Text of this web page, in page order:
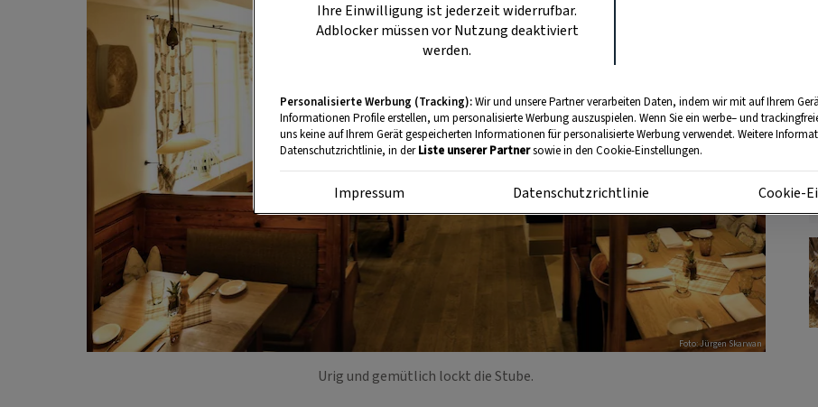
Foto: Jürgen Skarwan
Urig und gemütlich lockt die Stube.
Ihre Einwilligung ist jederzeit widerrufbar.
Adblocker müssen vor Nutzung deaktiviert
werden.
Personalisierte Werbung (Tracking):Wir und unsere Partner verarbeiten Daten, indem wir mit auf Ihrem
Informationen Profile erstellen, um personalisierte Werbung auszuspielen. Wenn Sie ein werbe– und
uns keine auf Ihrem Gerät gespeicherten Informationen für personalisierte Werbung verwendet. Weitere
Datenschutzrichtlinie, in derListe unserer Partnersowie in den Cookie-Einstellungen.
Impressum Datenschutzrichtlinie Cookie-